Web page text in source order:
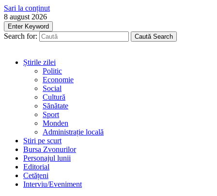
Sari la conținut
8 august 2026
Enter Keyword
Search for: Caută Search
Știrile zilei
Politic
Economie
Social
Cultură
Sănătate
Sport
Monden
Administrație locală
Stiri pe scurt
Bursa Zvonurilor
Personajul lunii
Editorial
Cetățeni
Interviu/Eveniment